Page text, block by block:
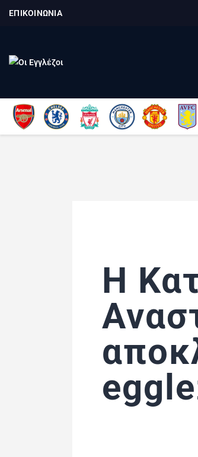
ΕΠΙΚΟΙΝΩΝΙΑ
Η